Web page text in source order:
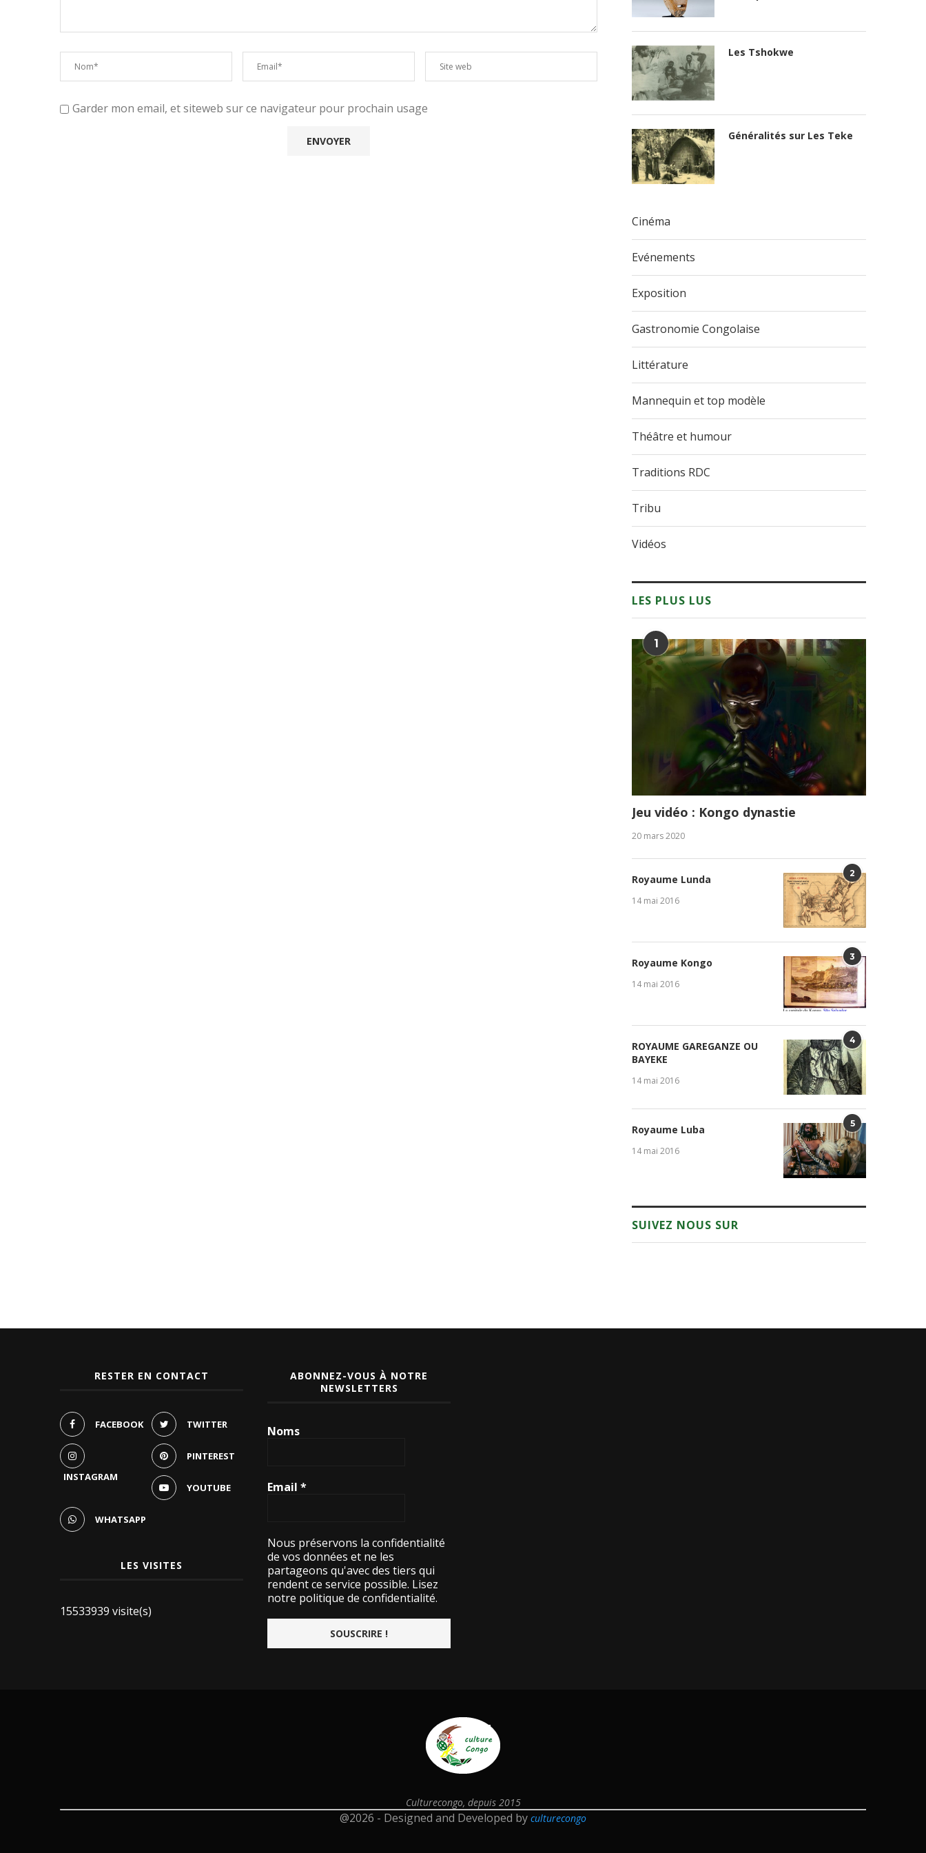
Garder mon email, et siteweb sur ce navigateur pour prochain usage
Les Tshokwe
Généralités sur Les Teke
Cinéma
Evénements
Exposition
Gastronomie Congolaise
Littérature
Mannequin et top modèle
Théâtre et humour
Traditions RDC
Tribu
Vidéos
LES PLUS LUS
1
Jeu vidéo : Kongo dynastie
20 mars 2020
2
Royaume Lunda
14 mai 2016
3
Royaume Kongo
14 mai 2016
4
ROYAUME GAREGANZE OU
BAYEKE
14 mai 2016
5
Royaume Luba
14 mai 2016
SUIVEZ NOUS SUR
RESTER EN CONTACT
FACEBOOK TWITTER
INSTAGRAM
PINTEREST
YOUTUBE
WHATSAPP
LES VISITES
15533939 visite(s)
ABONNEZ-VOUS À NOTRE
NEWSLETTERS
Noms
Email*
Nous préservons la confidentialité
de vos données et ne les
partageons qu'avec des tiers qui
rendent ce service possible. Lisez
notre politique de confidentialité.
Culturecongo, depuis 2015
@2026 - Designed and Developed by culturecongo